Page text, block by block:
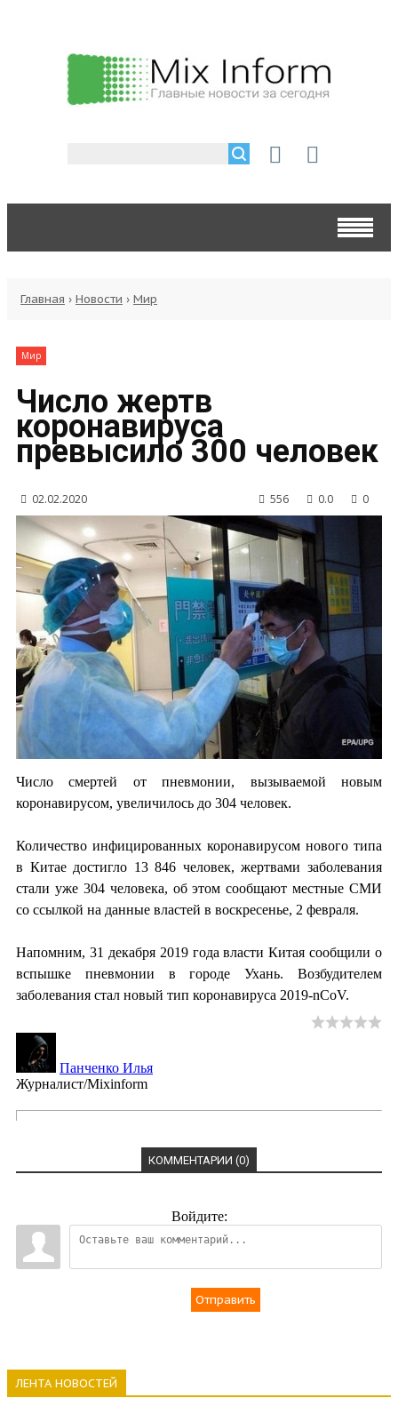
Главная › Новости › Мир
Мир
Число жертв
коронавируса
превысило 300 человек
02.02.2020 556 0.0 0
Число смертей от пневмонии, вызываемой новым
коронавирусом, увеличилось до 304 человек.
Количество инфицированных коронавирусом нового типа
в Китае достигло 13 846 человек, жертвами заболевания
стали уже 304 человека, об этом сообщают местные СМИ
со ссылкой на данные властей в воскресенье, 2 февраля.
Напомним, 31 декабря 2019 года власти Китая сообщили о
вспышке пневмонии в городе Ухань. Возбудителем
заболевания стал новый тип коронавируса 2019-nCoV.
Панченко Илья
Журналист/Mixinform
КОММЕНТАРИИ (0)
Войдите:
Отправить
ЛЕНТА НОВОСТЕЙ